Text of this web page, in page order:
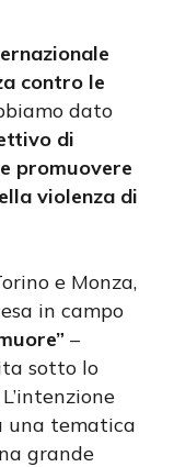
contro le
dato
di
promuovere
violenza di
e Monza,
in campo
–
sotto lo
una tematica
grande